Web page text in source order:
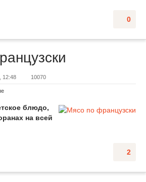
0
12:48 10070
блюдо,
на всей
2